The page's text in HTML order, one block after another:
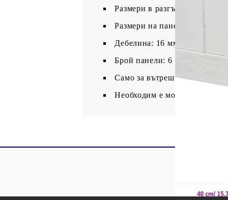
Размери в разгънато
Размери на панела (всеки):
Дебелина: 16 мм
Брой панели: 6
Само за вътрешна употреба
Необходим е монтаж